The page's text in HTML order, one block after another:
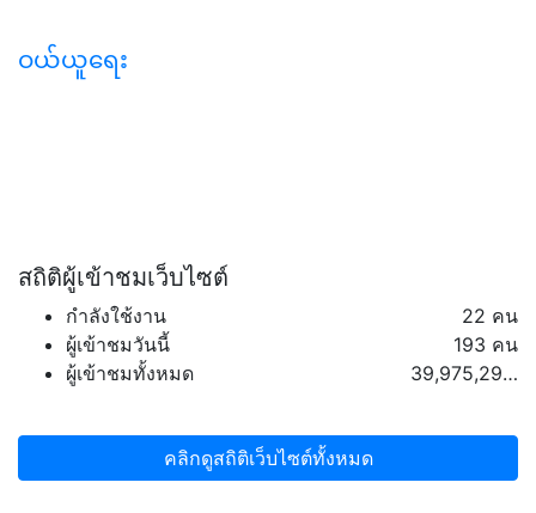
ဝယ်ယူရေး
สถิติผู้เข้าชมเว็บไซต์
กำลังใช้งาน
22 คน
ผู้เข้าชมวันนี้
193 คน
ผู้เข้าชมทั้งหมด
39,975,293 คน
คลิกดูสถิติเว็บไซต์ทั้งหมด